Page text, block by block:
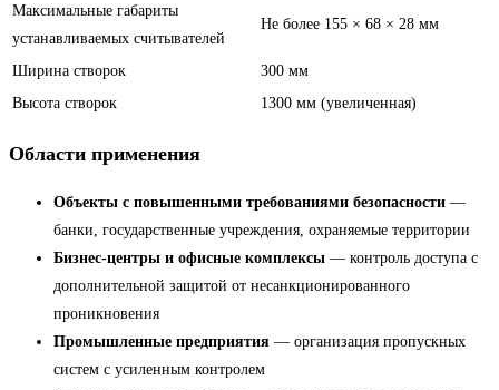
Максимальные габариты
устанавливаемых считывателей
Не более 155 × 68 × 28 мм
Ширина створок
300 мм
Высота створок
1300 мм (увеличенная)
Области применения
Объекты с повышенными требованиями безопасности —
банки, государственные учреждения, охраняемые территории
Бизнес-центры и офисные комплексы — контроль доступа с
дополнительной защитой от несанкционированного
проникновения
Промышленные предприятия — организация пропускных
систем с усиленным контролем